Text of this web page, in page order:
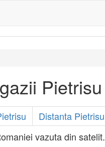
Pietrisu
Distanta Pietrisu
vazuta din satelit.